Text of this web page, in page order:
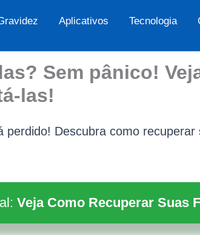
Aplicativos Tecnologia
Sem pânico!
las!
perdido! Descubra como recuperar
Veja Como Recuperar Suas